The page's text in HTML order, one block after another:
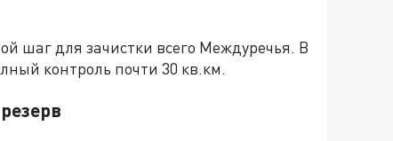
шаг для зачистки всего Междуречья. В
контроль почти 30 кв.км.